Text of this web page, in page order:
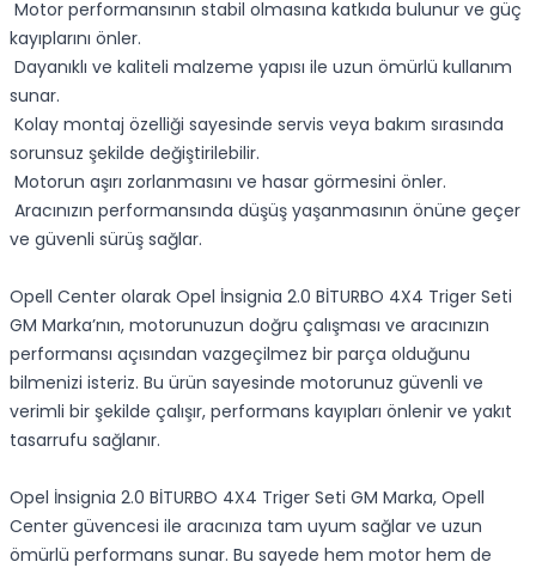
Motor performansının stabil olmasına katkıda bulunur ve güç
kayıplarını önler.
Dayanıklı ve kaliteli malzeme yapısı ile uzun ömürlü kullanım
sunar.
Kolay montaj özelliği sayesinde servis veya bakım sırasında
sorunsuz şekilde değiştirilebilir.
Motorun aşırı zorlanmasını ve hasar görmesini önler.
Aracınızın performansında düşüş yaşanmasının önüne geçer
ve güvenli sürüş sağlar.
Opell Center olarak Opel İnsignia 2.0 BİTURBO 4X4 Triger Seti
GM Marka’nın, motorunuzun doğru çalışması ve aracınızın
performansı açısından vazgeçilmez bir parça olduğunu
bilmenizi isteriz. Bu ürün sayesinde motorunuz güvenli ve
verimli bir şekilde çalışır, performans kayıpları önlenir ve yakıt
tasarrufu sağlanır.
Opel İnsignia 2.0 BİTURBO 4X4 Triger Seti GM Marka, Opell
Center güvencesi ile aracınıza tam uyum sağlar ve uzun
ömürlü performans sunar. Bu sayede hem motor hem de